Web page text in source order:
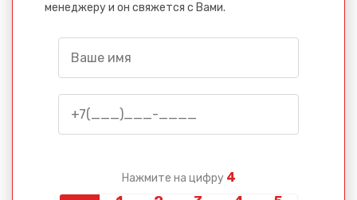
менеджеру и он свяжется с Вами.
Нажмите на цифру 4